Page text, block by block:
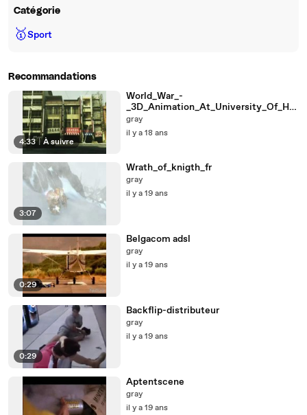
Catégorie
🥇Sport
Recommandations
4:33 À suivre
World_War_-
_3D_Animation_At_University_Of_Her
tfordshire_2008
gray
il y a 18 ans
3:07
Wrath_of_knigth_fr
gray
il y a 19 ans
0:29
Belgacom adsl
gray
il y a 19 ans
0:29
Backflip-distributeur
gray
il y a 19 ans
Aptentscene
gray
il y a 19 ans